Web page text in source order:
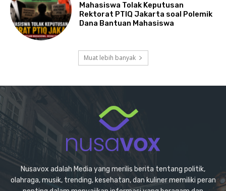
Mahasiswa Tolak Keputusan
Rektorat PTIQ Jakarta soal Polemik
Dana Bantuan Mahasiswa
Muat lebih banyak
Nusavox adalah Media yang merilis berita tentang politik,
olahraga, musik, trending, kesehatan, dan kuliner memiliki peran